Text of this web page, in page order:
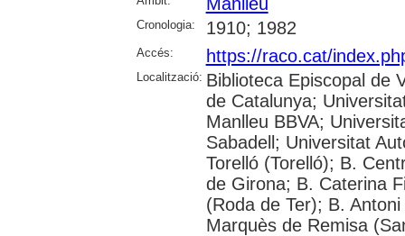
Cronologia: 1910; 1982
Accés: https://raco.cat/
Localització: Biblioteca Episcopal de
de Catalunya;
Manlleu BBVA;
Sabadell; Universitat
Torelló (Torelló); B.
de Girona; B. Caterina
(Roda de Ter); B.
Marquès de Remisa